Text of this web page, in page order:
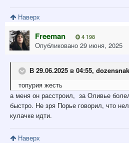
Наверх
Freeman 4 198
Опубликовано 29 июня, 2025
В 29.06.2025 в 04:55,
топурия жесть
а меня он расстроил, за Оливье
быстро. Не зря Порье говорил, что
кулачке идти.
Наверх